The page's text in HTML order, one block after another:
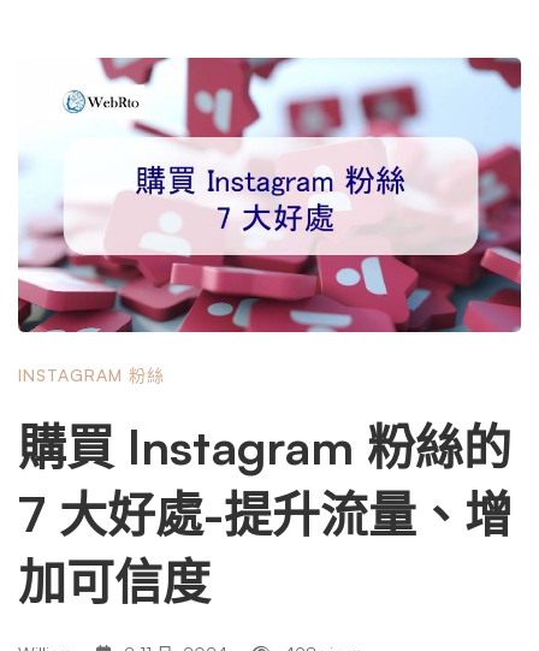
INSTAGRAM 粉絲
購買 Instagram 粉絲的
7 大好處-提升流量、增
加可信度